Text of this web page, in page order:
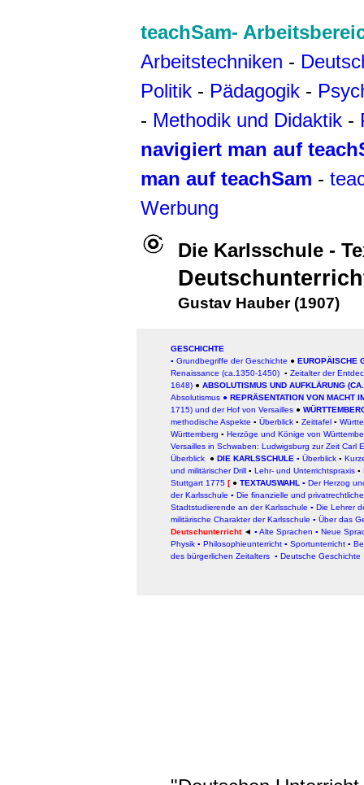
teachSam-
Arbeitstechniken -
Politik - Pädagogik -
- Methodik und Didaktik -
navigiert man auf
man auf teachSam -
Werbung
Die Karlsschule -
Gustav Hauber (1907)
GESCHICHTE
▪ Grundbegriffe der Geschichte ● EUROPÄISCHE
Renaissance (ca.1350-1450) ▪ Zeitalter der
1648) ● ABSOLUTISMUS UND AUFKLÄRUNG
Absolutismus ● REPRÄSENTATION VON MACHT
1715) und der Hof von Versailles ●
methodische Aspekte ▪ Überblick ▪ Zeittafel ▪
Württemberg ▪ Herzöge und Könige von
Versailles in Schwaben: Ludwigsburg zur Zeit Carl
Überblick
● DIE KARLSSCHULE ▪ Überblick ▪
und militärischer Drill ▪ Lehr- und Unterrichtspraxis ▪
Stuttgart 1775 [ ● TEXTAUSWAHL ▪ Der Herzog
der Karlsschule ▪ Die finanzielle und
Stadtstudierende an der Karlsschule ▪ Die Lehrer
militärische Charakter der Karlsschule ▪ Über das
Deutschunterricht ◄ ▪ Alte Sprachen ▪ Neue
Physik ▪ Philosophieunterricht ▪ Sportunterricht ▪
des bürgerlichen Zeitalters ▪ Deutsche Geschichte